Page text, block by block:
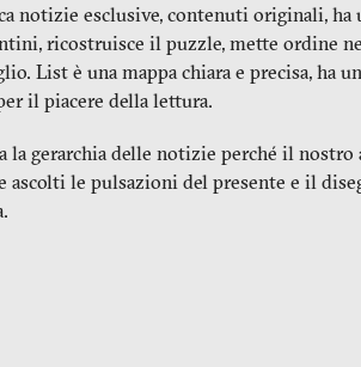
notizie esclusive, contenuti originali, ha
ricostruisce il puzzle, mette ordine
List è una mappa chiara e precisa, ha
il piacere della lettura.
la gerarchia delle notizie perché il
ascolti le pulsazioni del presente e il